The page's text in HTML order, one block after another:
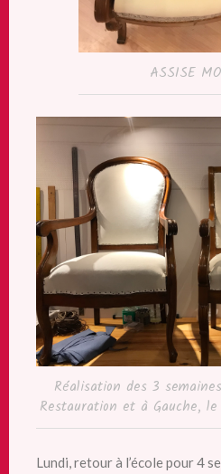
ASSISE
Réalisation des 3
Restauration et à Gauche,
Lundi, retour à l’école pour 4